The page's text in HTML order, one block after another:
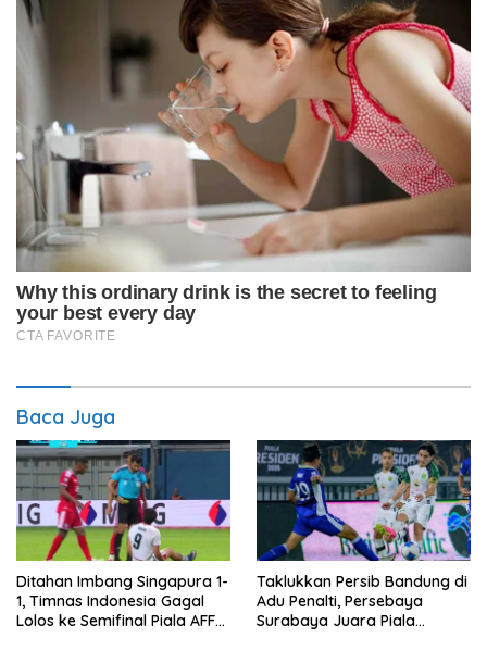
Baca Juga
Ditahan Imbang Singapura 1-
1, Timnas Indonesia Gagal
Lolos ke Semifinal Piala AFF
Taklukkan Persib Bandung di
Adu Penalti, Persebaya
Surabaya Juara Piala